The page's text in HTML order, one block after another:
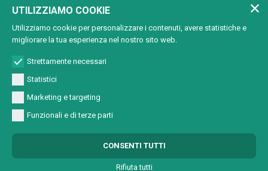
Contattaci e troveremo una
soluzione insieme!
Soluzioni personalizzate
commercio 72563 C.C.I.A.A. PN REA PN-72563 - Capitale sociale € 93600,00 CF/
Part. IVA 0137723093
UTILIZZIAMO COOKIE
Utilizziamo cookie per personalizzare i contenuti, avere statistiche e
migliorare la tua esperienza nel nostro sito web.
Strettamente necessari
Statistici
Marketing e targeting
Funzionali e di terze parti
CONSENTI TUTTI
Rifiuta tutti